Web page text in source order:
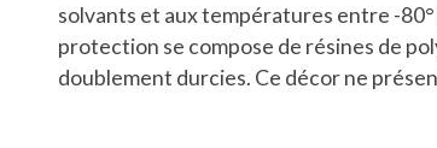
solvants et aux températures entre -80°
protection se compose de résines de
doublement durcies. Ce décor ne